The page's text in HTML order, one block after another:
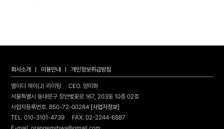
회사소개 이용안내 개인정보취급방침
엘이디 제이(J) 라이팅
CEO. 양미화
서울특별시 동대문구 장안벚꽃로 167, 203동 10층 02호
사업자등록번호. 850-72-00284 [사업자정보]
TEL. 010-3101-4739 FAX. 02-2244-6887